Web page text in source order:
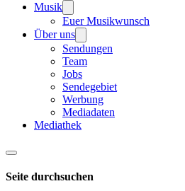
Musik
Euer Musikwunsch
Über uns
Sendungen
Team
Jobs
Sendegebiet
Werbung
Mediadaten
Mediathek
Seite durchsuchen